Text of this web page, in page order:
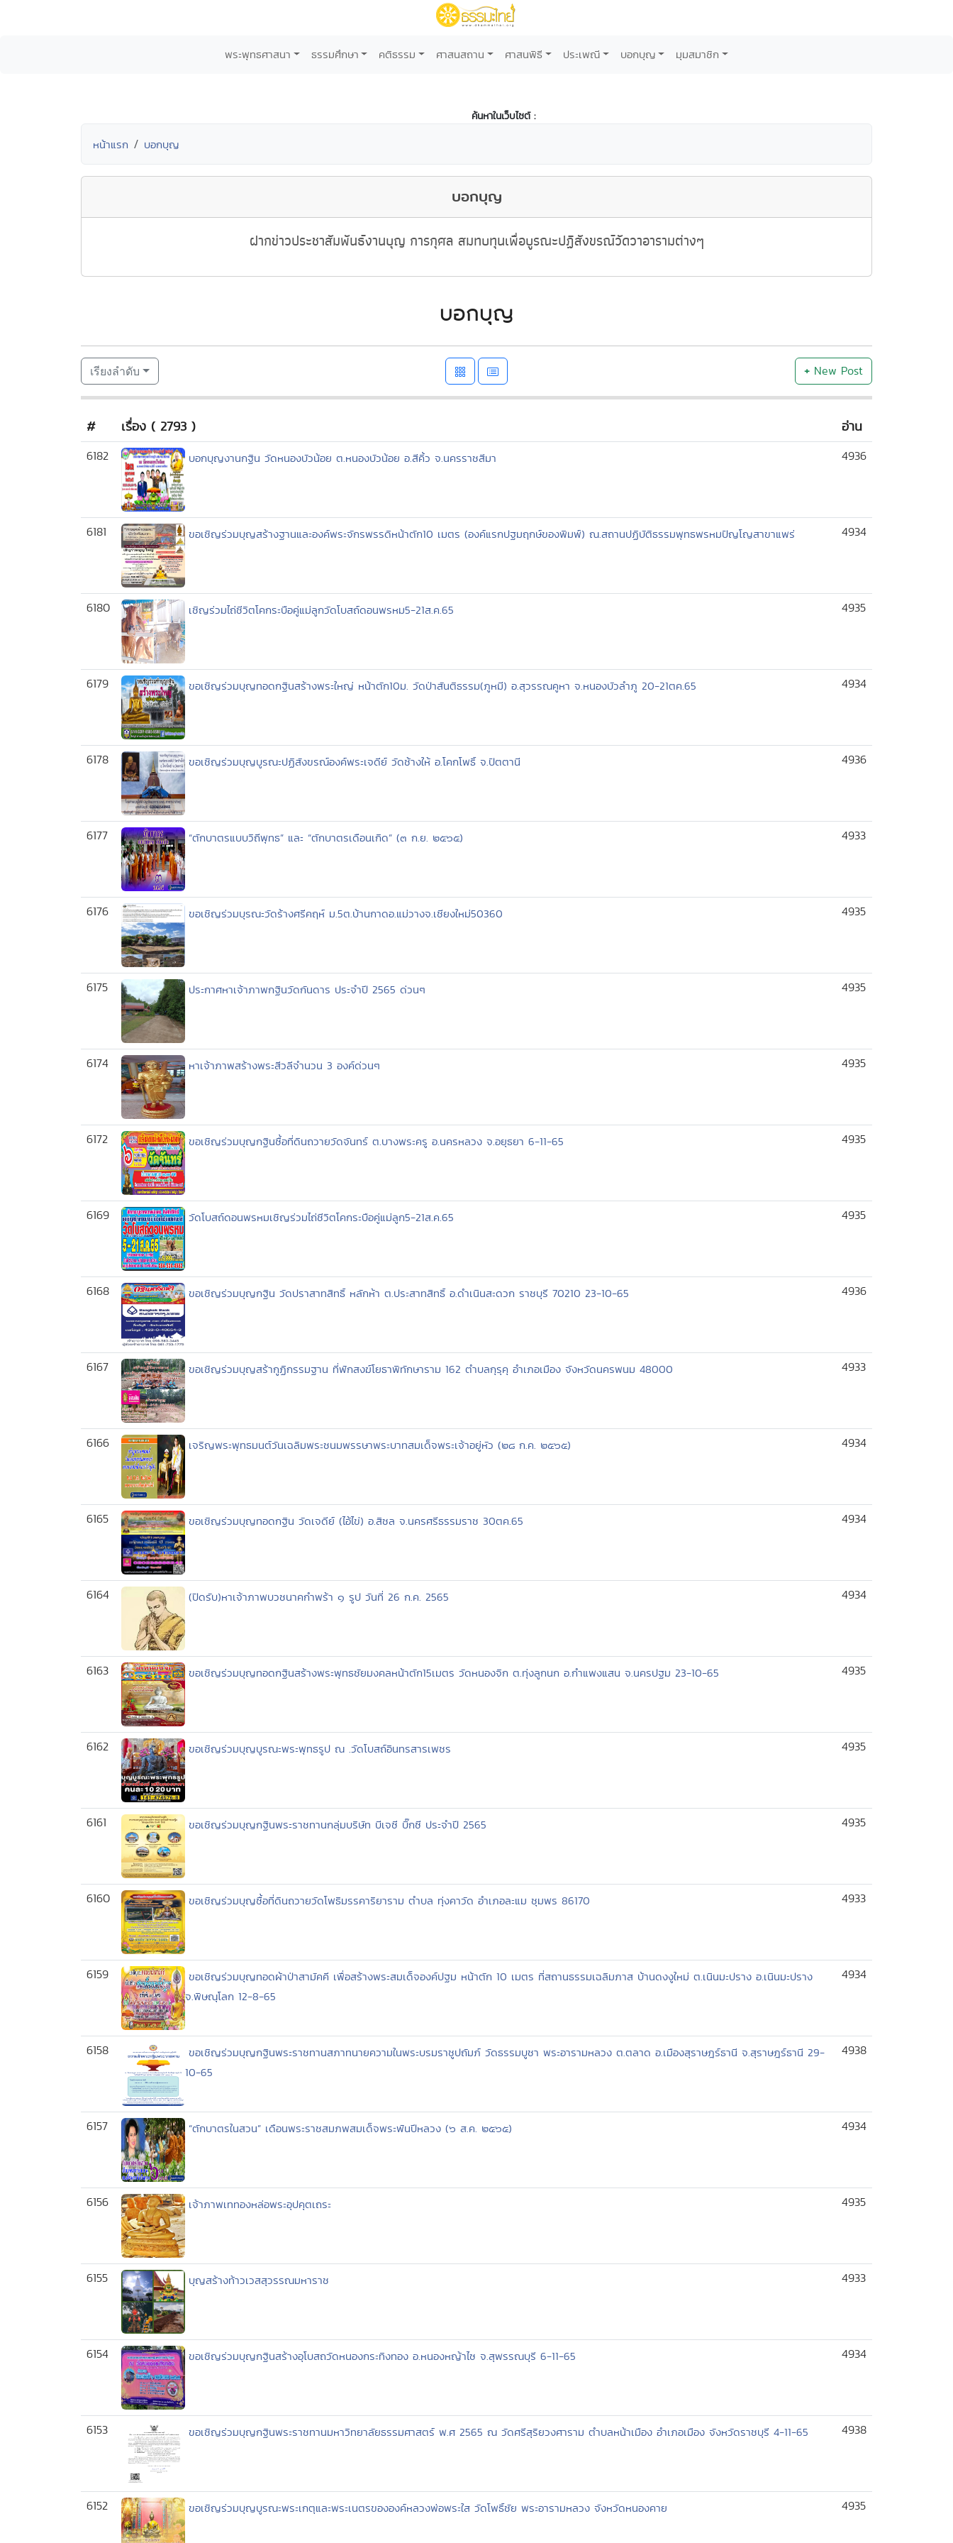
พระพุทธศาสนา ธรรมศึกษา คติธรรม ศาสนสถาน ศาสนพิธี ประเพณี บอกบุญ มุมสมาชิก
ค้นหาในเว็บไซต์ :
หน้าแรก บอกบุญ
บอกบุญ
ฝากข่าวประชาสัมพันธ์งานบุญ การกุศล สมทบทุนเพื่อบูรณะปฏิสังขรณ์วัดวาอารามต่างๆ
บอกบุญ
เรียงลำดับ + New Post
# เรื่อง ( 2793 ) อ่าน
6182 บอกบุญงานกฐิน วัดหนองบัวน้อย ต.หนองบัวน้อย อ.สีคิ้ว จ.นครราชสีมา 4936
6181 ขอเชิญร่วมบุญสร้างฐานและองค์พระจักรพรรดิหน้าตัก10 เมตร (องค์แรกปฐมฤกษ์ของพิมพ์) ณ.สถานปฏิบัติธรรมพุทธพรหมปัญโญสาขาแพร่ 4934
6180 เชิญร่วมไถ่ชีวิตโคกระบือคู่แม่ลูกวัดโบสถ์ดอนพรหม5-21ส.ค.65 4935
6179 ขอเชิญร่วมบุญทอดกฐินสร้างพระใหญ่ หน้าตัก10ม. วัดป่าสันติธรรม(ภูหมี) อ.สุวรรณคูหา จ.หนองบัวลำภู 20-21ตค.65 4934
6178 ขอเชิญร่วมบุญบูรณะปฏิสังขรณ์องค์พระเจดีย์ วัดช้างให้ อ.โคกโพธิ์ จ.ปัตตานี 4936
6177 “ตักบาตรแบบวิถีพุทธ” และ “ตักบาตรเดือนเกิด” (๓ ก.ย. ๒๕๖๕) 4933
6176 ขอเชิญร่วมบุรณะวัดร้างศรีคฤห์ ม.5ต.บ้านกาดอ.แม่วางจ.เชียงใหม่50360 4935
6175 ประกาศหาเจ้าภาพกฐินวัดกันดาร ประจำปี 2565 ด่วนๆ 4935
6174 หาเจ้าภาพสร้างพระสีวลีจำนวน 3 องค์ด่วนๆ 4935
6172 ขอเชิญร่วมบุญกฐินซื้อที่ดินถวายวัดจันทร์ ต.บางพระครู อ.นครหลวง จ.อยุธยา 6-11-65 4935
6169 วัดโบสถ์ดอนพรหมเชิญร่วมไถ่ชีวิตโคกระบือคู่แม่ลูก5-21ส.ค.65 4935
6168 ขอเชิญร่วมบุญกฐิน วัดปราสาทสิทธิ์ หลักห้า ต.ประสาทสิทธิ์ อ.ดำเนินสะดวก ราชบุรี 70210 23-10-65 4936
6167 ขอเชิญร่วมบุญสร้ากูฏิกรรมฐาน ที่พักสงฆ์โยธาพิทักษาราม 162 ตำบลกุรุคุ อำเภอเมือง จังหวัดนครพนม 48000 4933
6166 เจริญพระพุทธมนต์วันเฉลิมพระชนมพรรษาพระบาทสมเด็จพระเจ้าอยู่หัว (๒๘ ก.ค. ๒๕๖๕) 4934
6165 ขอเชิญร่วมบุญทอดกฐิน วัดเจดีย์ (ไอ้ไข่) อ.สิชล จ.นครศรีธรรมราช 30ตค.65 4934
6164 (ปิดรับ)หาเจ้าภาพบวชนาคกำพร้า ๑ รูป วันที่ 26 ก.ค. 2565 4934
6163 ขอเชิญร่วมบุญทอดกฐินสร้างพระพุทธชัยมงคลหน้าตัก15เมตร วัดหนองจิก ต.ทุ่งลูกนก อ.กำแพงแสน จ.นครปฐม 23-10-65 4935
6162 ขอเชิญร่วมบุญบูรณะพระพุทธรูป ณ .วัดโบสถ์อินทรสารเพชร 4935
6161 ขอเชิญร่วมบุญกฐินพระราชทานกลุ่มบริษัท บีเจซี บิ๊กซี ประจำปี 2565 4935
6160 ขอเชิญร่วมบุญซื้อที่ดินถวายวัดโพธิมรรคาริยาราม ตำบล ทุ่งคาวัด อำเภอละแม ชุมพร 86170 4933
6159
ขอเชิญร่วมบุญทอดผ้าป่าสามัคคี เพื่อสร้างพระสมเด็จองค์ปฐม หน้าตัก 10 เมตร ที่สถานธรรมเฉลิมภาส บ้านดงงูใหม่ ต.เนินมะปราง อ.เนินมะปราง
จ.พิษณุโลก 12-8-65
4934
6158
ขอเชิญร่วมบุญกฐินพระราชทานสภาทนายความในพระบรมราชูปถัมภ์ วัดธรรมบูชา พระอารามหลวง ต.ตลาด อ.เมืองสุราษฎร์ธานี จ.สุราษฎร์ธานี 29-
10-65
4938
6157 “ตักบาตรในสวน” เดือนพระราชสมภพสมเด็จพระพันปีหลวง (๖ ส.ค. ๒๕๖๕) 4934
6156 เจ้าภาพเททองหล่อพระอุปคุตเถระ 4935
6155 บุญสร้างท้าวเวสสุวรรณมหาราช 4933
6154 ขอเชิญร่วมบุญกฐินสร้างอุโบสถวัดหนองกระทิงทอง อ.หนองหญ้าไซ จ.สุพรรณบุรี 6-11-65 4934
6153 ขอเชิญร่วมบุญกฐินพระราชทานมหาวิทยาลัยธรรมศาสตร์ พ.ศ 2565 ณ วัดศรีสุริยวงศาราม ตำบลหน้าเมือง อำเภอเมือง จังหวัดราชบุรี 4-11-65 4938
6152 ขอเชิญร่วมบุญบูรณะพระเกตุและพระเนตรขององค์หลวงพ่อพระใส วัดโพธิ์ชัย พระอารามหลวง จังหวัดหนองคาย 4935